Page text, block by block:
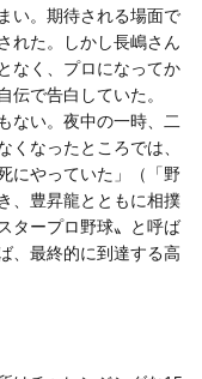
い。期待される場面で
れた。しかし長嶋さん
なく、プロになってか
伝で告白していた。
ない。夜中の一時、二
くなったところでは、
にやっていた」（「野
、豊昇龍とともに相撲
タープロ野球〟と呼ば
、最終的に到達する高